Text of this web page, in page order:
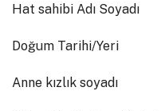
Hat sahibi Adı Soyadı
Doğum Tarihi/Yeri
Anne kızlık soyadı